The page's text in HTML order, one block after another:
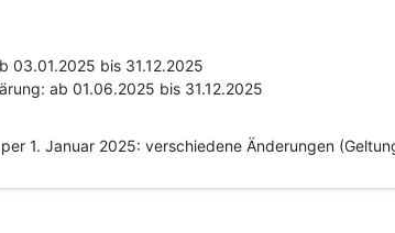
03.01.2025 bis 31.12.2025
ab 01.06.2025 bis 31.12.2025
1. Januar 2025: verschiedene Änderungen